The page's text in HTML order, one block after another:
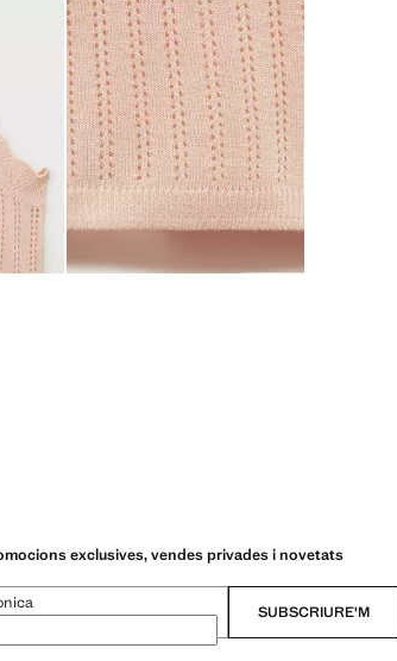
exclusives, vendes privades i novetats
SUBSCRIURE'M